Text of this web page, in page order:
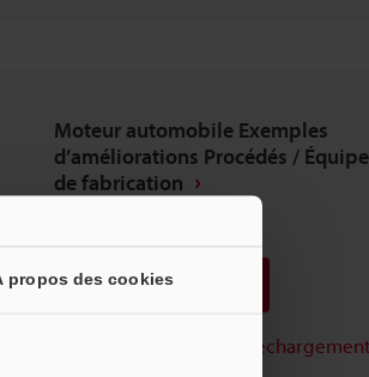
propos des cookies
Moteur automobile Exemples
d’améliorations Procédés /
de fabrication
Télécharger
Ajouter à la liste des